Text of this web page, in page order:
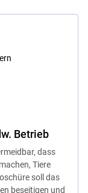
Betrieb
dass
Tiere
soll das
beseitigen und